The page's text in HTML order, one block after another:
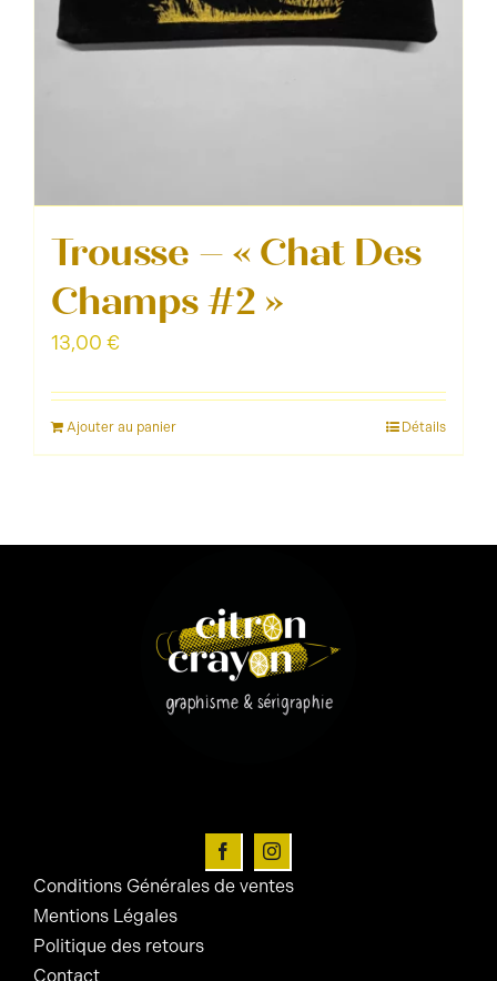
Trousse – « Chat Des
Champs #2 »
13,00 €
Ajouter au panier Détails
Conditions Générales de ventes
Mentions Légales
Politique des retours
Contact